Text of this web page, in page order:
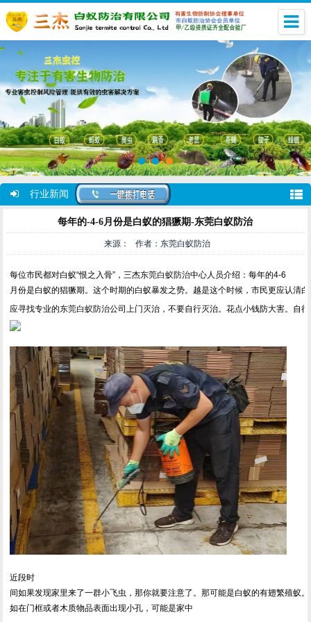
行业新闻
每年的-4-6月份是白蚁的猖獗期-东莞白蚁防治
来源： 作者：东莞白蚁防治
每位市民都对白蚁“恨之入骨”，三杰东莞白蚁防治中心人员介绍：每年的4-6
月份是白蚁的猖獗期。这个时期的白蚁暴发之势。越是这个时候，市民更应认清
应寻找专业的东莞白蚁防治公司上门灭治，不要自行灭治。花点小钱防大害。自
近段时
间如果发现家里来了一群小飞虫，那你就要注意了。那可能是白蚁的有翅繁殖蚁。
如在门框或者木质物品表面出现小孔，可能是家中